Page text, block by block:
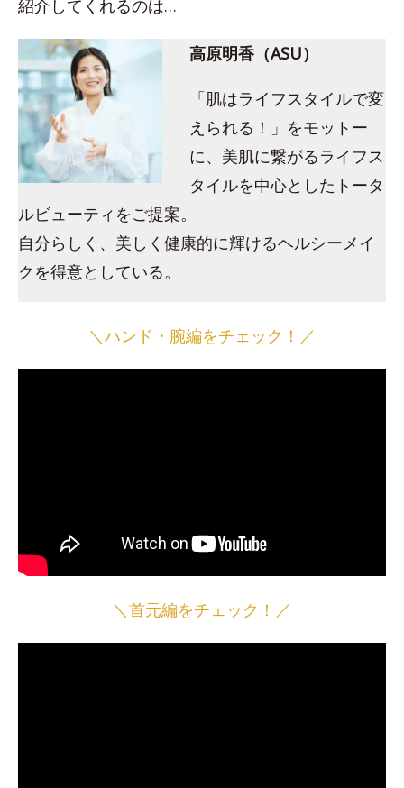
紹介してくれるのは…
高原明香（ASU）
「肌はライフスタイルで変
えられる！」をモットー
に、美肌に繋がるライフス
タイルを中心としたトータ
ルビューティをご提案。
自分らしく、美しく健康的に輝けるヘルシーメイ
クを得意としている。
＼ハンド・腕編をチェック！／
＼首元編をチェック！／